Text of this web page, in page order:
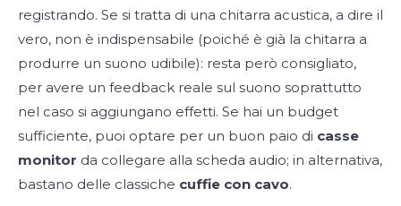
registrando. Se si tratta di una chitarra acustica, a dire il
vero, non è indispensabile (poiché è già la chitarra a
produrre un suono udibile): resta però consigliato,
per avere un feedback reale sul suono soprattutto
nel caso si aggiungano effetti. Se hai un budget
sufficiente, puoi optare per un buon paio di casse
monitor da collegare alla scheda audio; in alternativa,
bastano delle classiche cuffie con cavo.